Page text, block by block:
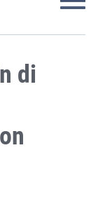
di